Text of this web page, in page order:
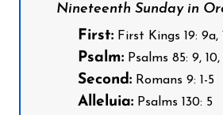
Nineteenth Sunday in
First: First Kings 19: 9a,
Psalm: Psalms 85: 9, 10,
Second: Romans 9: 1-5
Alleluia: Psalms 130: 5